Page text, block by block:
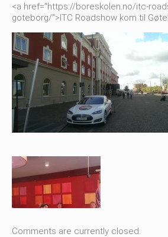
<a href="https://boreskolen.no/itc-
goteborg/">ITC Roadshow kom til
Comments are currently closed.